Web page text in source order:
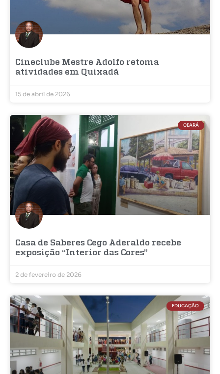
Cineclube Mestre Adolfo retoma
atividades em Quixadá
15 de abril de 2026
CEARÁ
Casa de Saberes Cego Aderaldo recebe
exposição “Interior das Cores”
2 de fevereiro de 2026
EDUCAÇÃO